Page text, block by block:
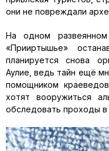
они не повреждали
На одном
«Прииртышье»
планируется снова
Аулие, ведь тайн ещё
помощником
хотят вооружиться
обследовать проходы